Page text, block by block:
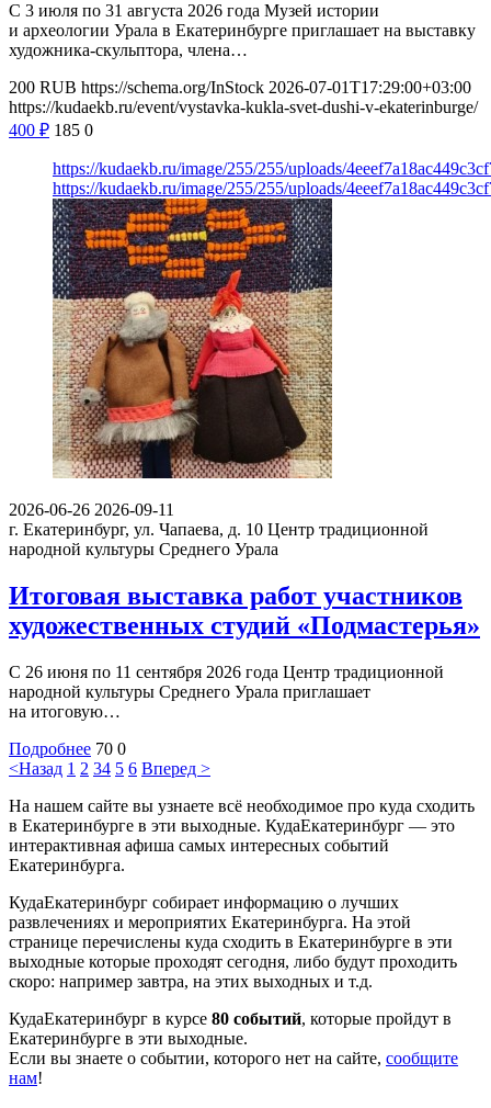
С 3 июля по 31 августа 2026 года Музей истории
и археологии Урала в Екатеринбурге приглашает на выставку
художника-скульптора, члена…
200 RUB https://schema.org/InStock 2026-07-01T17:29:00+03:00
https://kudaekb.ru/event/vystavka-kukla-svet-dushi-v-ekaterinburge/
400 ₽ 185 0
https://kudaekb.ru/image/255/255/uploads/
https://kudaekb.ru/image/255/255/uploads/
2026-06-26 2026-09-11
г. Екатеринбург, ул. Чапаева, д. 10 Центр традиционной
народной культуры Среднего Урала
Итоговая выставка работ участников
художественных студий «Подмастерья»
С 26 июня по 11 сентября 2026 года Центр традиционной
народной культуры Среднего Урала приглашает
на итоговую…
Подробнее 70 0
<Назад 1 2 34 5 6 Вперед >
На нашем сайте вы узнаете всё необходимое про куда сходить
в Екатеринбурге в эти выходные. КудаЕкатеринбург — это
интерактивная афиша самых интересных событий
Екатеринбурга.
КудаЕкатеринбург собирает информацию о лучших
развлечениях и мероприятих Екатеринбурга. На этой
странице перечислены куда сходить в Екатеринбурге в эти
выходные которые проходят сегодня, либо будут проходить
скоро: например завтра, на этих выходных и т.д.
КудаЕкатеринбург в курсе 80 событий, которые пройдут в
Екатеринбурге в эти выходные.
Если вы знаете о событии, которого нет на сайте, сообщите
нам!